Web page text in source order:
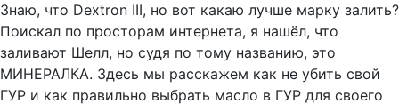
Знаю, что Dextron III, но вот какаю лучше марку залить?
Поискал по просторам интернета, я нашёл, что
заливают Шелл, но судя по тому названию, это
МИНЕРАЛКА. Здесь мы расскажем как не убить свой
ГУР и как правильно выбрать масло в ГУР для своего